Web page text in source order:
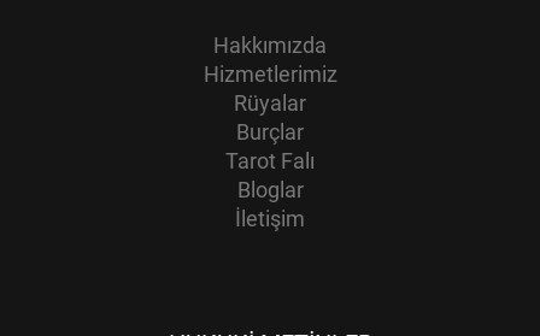
Hakkımızda
Hizmetlerimiz
Rüyalar
Burçlar
Tarot Falı
Bloglar
İletişim